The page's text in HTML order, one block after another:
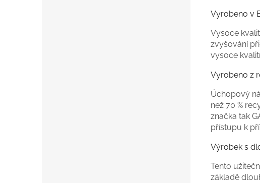
Vyrobeno v
Vysoce
zvyšování
vysoce
Vyrobeno z
Úchopový
než 70 %
značka tak
přístupu k
Výrobek s
Tento
základě